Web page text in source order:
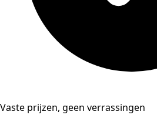
Vaste prijzen, geen verrassingen